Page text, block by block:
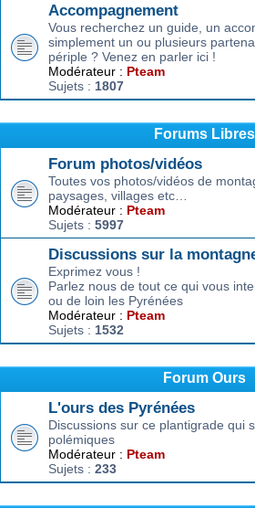
Accompagnement
Vous recherchez un guide, un
simplement un ou plusieurs
périple ? Venez en parler ici !
Modérateur : Pteam
Sujets : 1807
Forums Libres
Forum photos/vidéos
Toutes vos photos/vidéos de
paysages, villages etc…
Modérateur : Pteam
Sujets : 5997
Discussions sur la
Exprimez vous !
Parlez nous de tout ce qui vous
ou de loin les Pyrénées
Modérateur : Pteam
Sujets : 1532
Forum Ours
L'ours des Pyrénées
Discussions sur ce plantigrade qui
polémiques
Modérateur : Pteam
Sujets : 233